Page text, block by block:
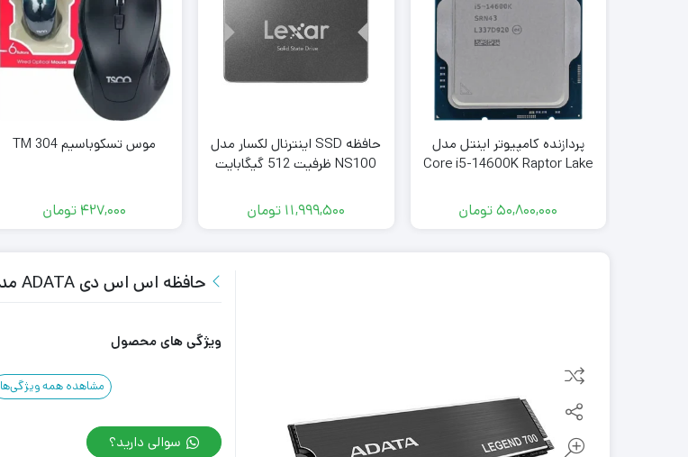
پردازنده کامپیوتر اینتل مدل
Core i5-14600K Raptor Lake
50,800,000تومان
حافظه SSD اینترنال لکسار مدل
NS100 ظرفیت 512 گیگابایت
11,999,500 تومان
موس تسکوباسیم TM 304
427,000 تومان
حافظه اس اس دی ADATA مدل LEGEND700 M.2 ظرفیت 512 گیگابایت
ویژگی های محصول
مشاهده همه ویژگی‌ها
سوالی دارید؟